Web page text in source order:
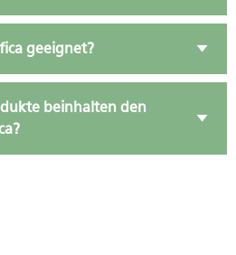
geeignet?
beinhalten den